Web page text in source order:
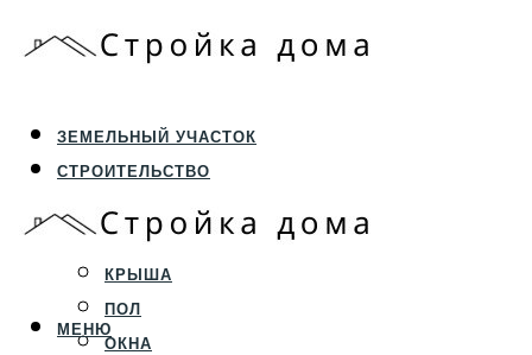
ЗЕМЕЛЬНЫЙ УЧАСТОК
СТРОИТЕЛЬСТВО
ФУНДАМЕНТ И ЦОКОЛЬ
ПЕРЕКРЫТИЯ И СТЕНЫ
КРЫША
ПОЛ
ОКНА
МЕНЮ